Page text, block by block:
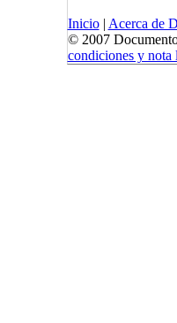
Inicio| Acerca de
© 2007
condiciones y nota